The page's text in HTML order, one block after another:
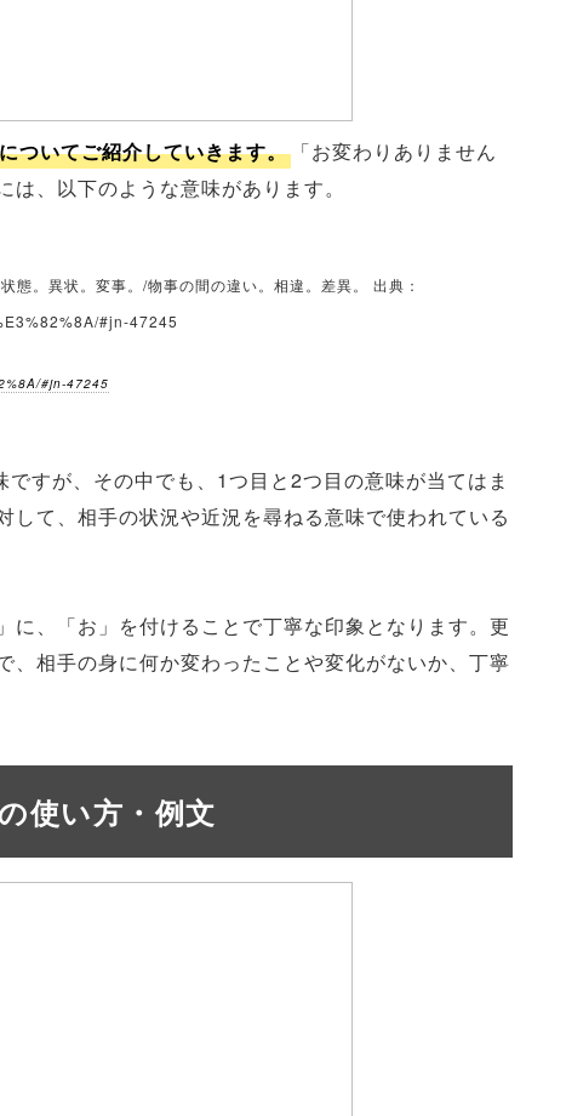
ついてご紹介していきます。 「お変わりありません
、以下のような意味があります。
態。異状。変事。/物事の間の違い。相違。差異。 出典：
#jn-47245
#jn-47245
すが、その中でも、1つ目と2つ目の意味が当てはま
して、相手の状況や近況を尋ねる意味で使われている
に、「お」を付けることで丁寧な印象となります。更
、相手の身に何か変わったことや変化がないか、丁寧
使い方・例文